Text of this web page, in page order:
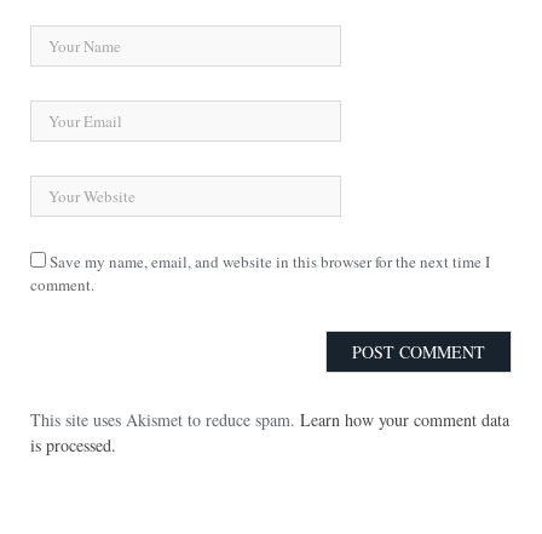
Save my name, email, and website in this browser for the next time I
comment.
This site uses Akismet to reduce spam. Learn how your comment data
is processed.